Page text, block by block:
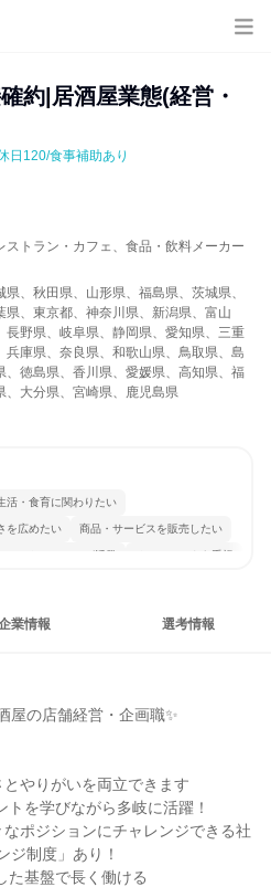
約|居酒屋業態(経営・
日120/食事補助あり
トラン・カフェ、食品・飲料メーカー
、秋田県、山形県、福島県、茨城県、
、東京都、神奈川県、新潟県、富山
長野県、岐阜県、静岡県、愛知県、三重
兵庫県、奈良県、和歌山県、鳥取県、島
、徳島県、香川県、愛媛県、高知県、福
、大分県、宮崎県、鹿児島県
活・食育に関わりたい
を広めたい 商品・サービスを販売したい
ュニケーションが活発 チームワークを重視
業情報 選考情報
屋の店舗経営・企画職✨
やりがいを両立できます
を学びながら多岐に活躍！
ポジションにチャレンジできる社
ジ制度」あり！
た基盤で長く働ける